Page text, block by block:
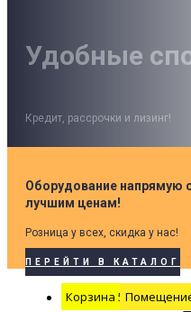
Удобные
Кредит, рассрочки и лизинг!
Оборудование напрямую
лучшим ценам!
Розница у всех, скидка у нас!
ПЕРЕЙТИ В КАТАЛОГ
Корзина 500 мм